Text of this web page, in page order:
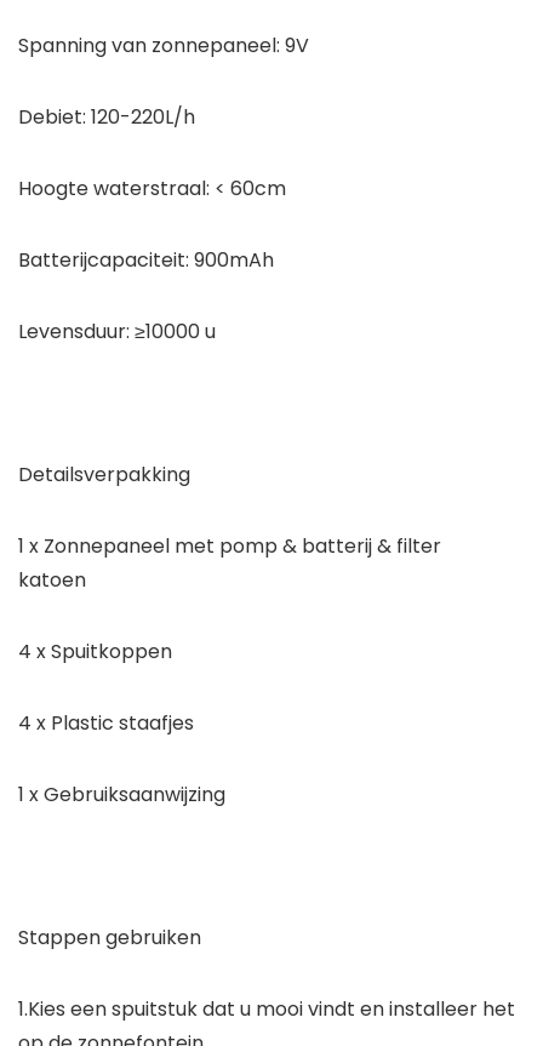
Spanning van zonnepaneel: 9V
Debiet: 120-220L/h
Hoogte waterstraal: < 60cm
Batterijcapaciteit: 900mAh
Levensduur: ≥10000 u
Detailsverpakking
1 x Zonnepaneel met pomp & batterij & filter
katoen
4 x Spuitkoppen
4 x Plastic staafjes
1 x Gebruiksaanwijzing
Stappen gebruiken
1.Kies een spuitstuk dat u mooi vindt en installeer het